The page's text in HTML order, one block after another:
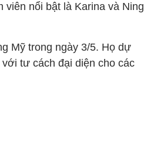
viên nổi bật là Karina và Ning
Mỹ trong ngày 3/5. Họ dự
tư cách đại diện cho các